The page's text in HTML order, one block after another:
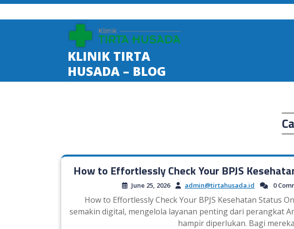
Skip
to
KLINIK TIRTA
HUSADA – BLOG
How to Effortlessly Check Your BPJS
June 25, 2026 admin@tirtahusada.id 0
How to Effortlessly Check Your BPJS Kesehatan Status
semakin digital, mengelola layanan penting dari perangkat
hampir diperlukan. Bagi mereka